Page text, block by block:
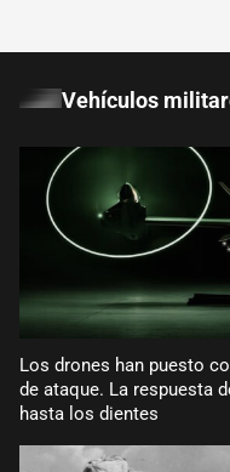
Vehículos
Los drones han puesto
de ataque. La respuesta
hasta los dientes